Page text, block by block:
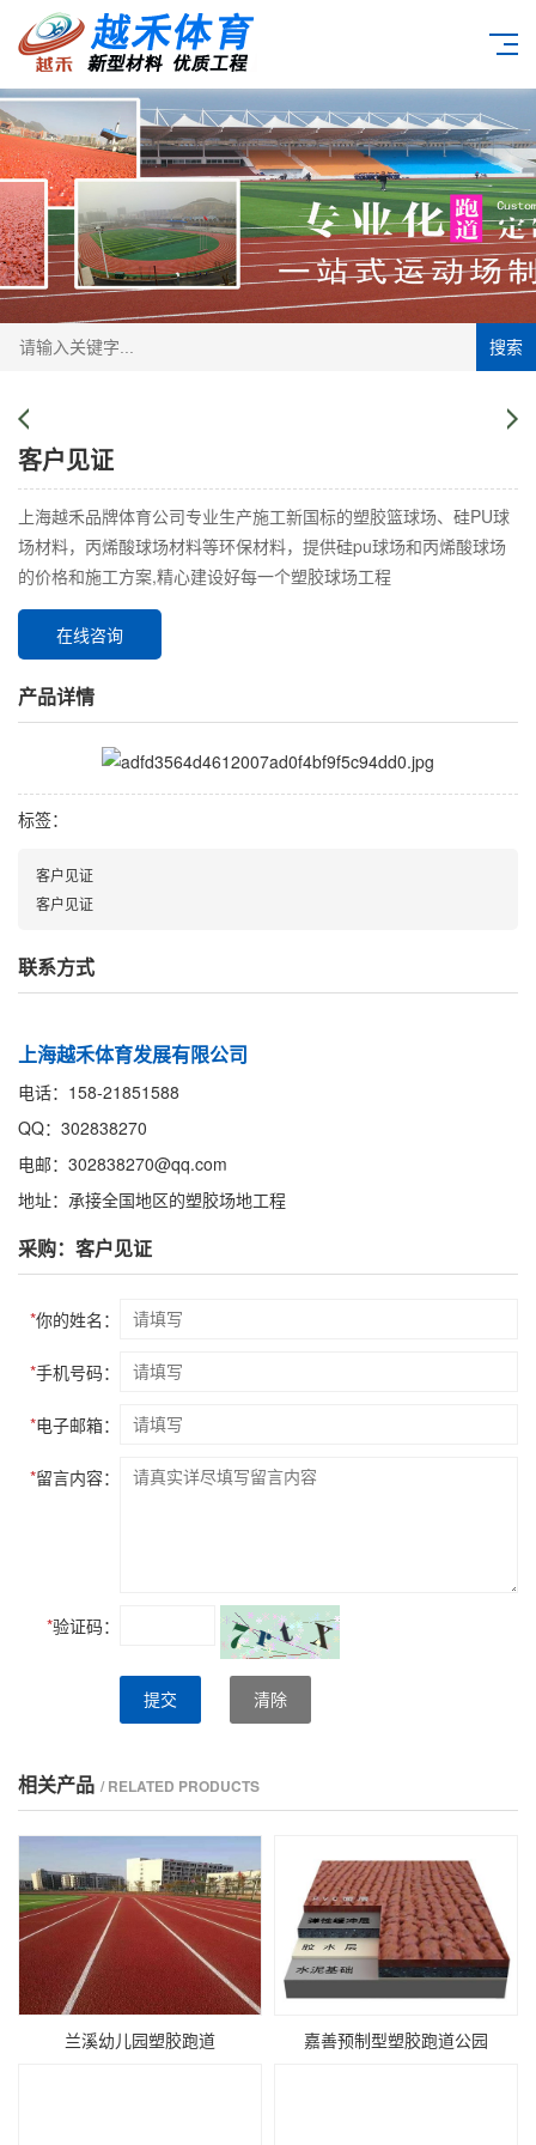
搜索
客户见证
上海越禾品牌体育公司专业生产施工新国标的塑胶篮球场、硅PU球
场材料，丙烯酸球场材料等环保材料，提供硅pu球场和丙烯酸球场
的价格和施工方案,精心建设好每一个塑胶球场工程
在线咨询
产品详情
标签：
客户见证
客户见证
联系方式
上海越禾体育发展有限公司
电话：158-21851588
QQ：302838270
电邮：302838270@qq.com
地址：承接全国地区的塑胶场地工程
采购：客户见证
*你的姓名：
*手机号码：
*电子邮箱：
*留言内容：
*验证码：
提交 清除
相关产品 / RELATED PRODUCTS
兰溪幼儿园塑胶跑道 嘉善预制型塑胶跑道公园